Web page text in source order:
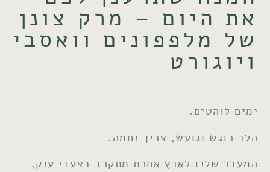
את היום – מרק צונן
של מלפפונים וואסבי
ויוגורט
ימים לוהטים.
הלב רוגש וגועש, צריך נחמה.
המעבר שלנו לארץ אחרת מתקרב בצעדי ענק,